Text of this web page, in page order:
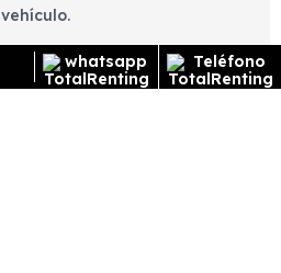
vehículo.